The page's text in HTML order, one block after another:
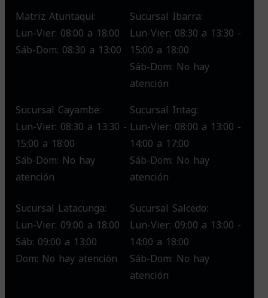
Matriz Atuntaqui:
Lun-Vier: 08:00 a 18:00
Sáb-Dom: 08:30 a 13:00
Sucursal Ibarra:
Lun-Vier: 08:30 a 13:30 -
15:00 a 18:00
Sáb-Dom: No hay
atención
Sucursal Cayambe:
Lun-Vier: 08:30 a 13:30 -
15:00 a 18:00
Sáb-Dom: No hay
atención
Sucursal Intag:
Lun-Vier: 08:00 a 13:00 -
14:00 a 17:00
Sáb-Dom: No hay
atención
Sucursal Latacunga:
Lun-Vier: 09:00 a 18:00
Sáb: 09:00 a 13:00
Dom: No hay atención
Sucursal Salcedo:
Lun-Vier: 09:00 a 13:00 -
14:00 a 18:00
Sáb-Dom: No hay
atención